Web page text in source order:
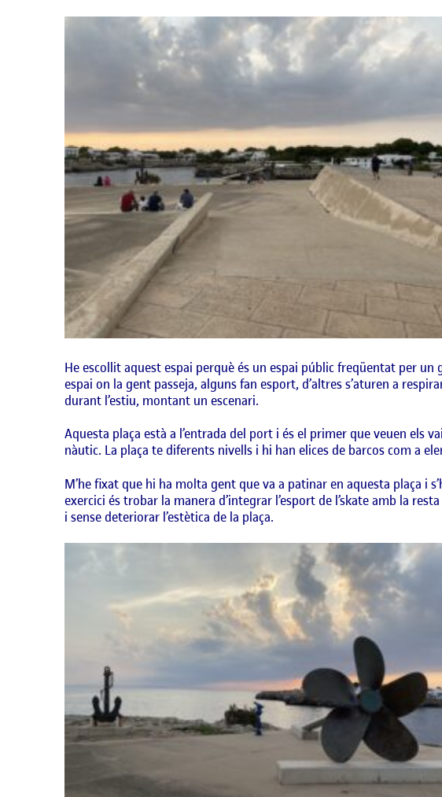
He escollit aquest espai perquè és un espai públic freqüentat per
espai on la gent passeja, alguns fan esport, d’altres s’aturen a
durant l’estiu, montant un escenari.
Aquesta plaça està a l’entrada del port i és el primer que veuen els
nàutic. La plaça te diferents nivells i hi han elices de barcos com a
M’he fixat que hi ha molta gent que va a patinar en aquesta plaça i
exercici és trobar la manera d’integrar l’esport de l’skate amb la
i sense deteriorar l’estètica de la plaça.